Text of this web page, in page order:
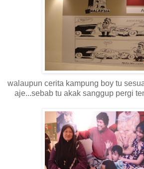
walaupun cerita kampung boy tu
aje...sebab tu akak sanggup pergi